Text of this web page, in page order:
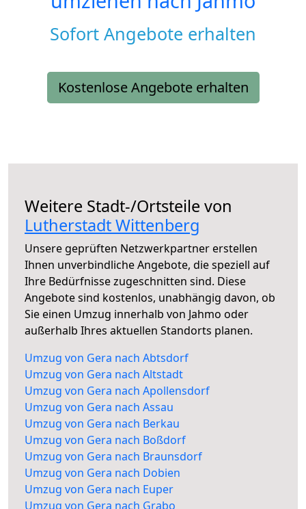
Sofort Angebote erhalten
Kostenlose Angebote erhalten
Weitere Stadt-/Ortsteile von
Lutherstadt Wittenberg
Unsere geprüften Netzwerkpartner erstellen
Ihnen unverbindliche Angebote, die speziell auf
Ihre Bedürfnisse zugeschnitten sind. Diese
Angebote sind kostenlos, unabhängig davon, ob
Sie einen Umzug innerhalb von Jahmo oder
außerhalb Ihres aktuellen Standorts planen.
Umzug von Gera nach Abtsdorf
Umzug von Gera nach Altstadt
Umzug von Gera nach Apollensdorf
Umzug von Gera nach Assau
Umzug von Gera nach Berkau
Umzug von Gera nach Boßdorf
Umzug von Gera nach Braunsdorf
Umzug von Gera nach Dobien
Umzug von Gera nach Euper
Umzug von Gera nach Grabo